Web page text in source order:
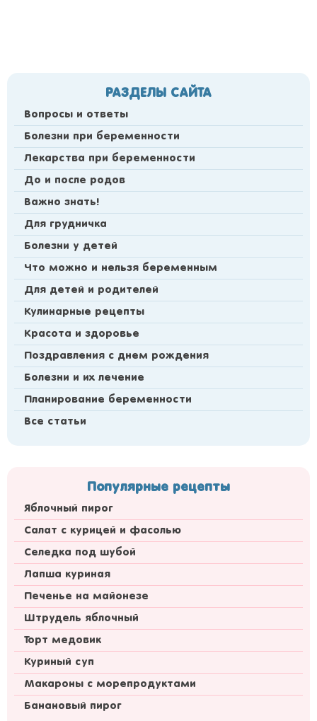
РАЗДЕЛЫ САЙТА
Вопросы и ответы
Болезни при беременности
Лекарства при беременности
До и после родов
Важно знать!
Для грудничка
Болезни у детей
Что можно и нельзя беременным
Для детей и родителей
Кулинарные рецепты
Красота и здоровье
Поздравления с днем рождения
Болезни и их лечение
Планирование беременности
Все статьи
Популярные рецепты
Яблочный пирог
Салат с курицей и фасолью
Селедка под шубой
Лапша куриная
Печенье на майонезе
Штрудель яблочный
Торт медовик
Куриный суп
Макароны с морепродуктами
Банановый пирог